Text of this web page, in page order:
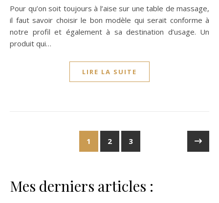
Pour qu’on soit toujours à l’aise sur une table de massage,
il faut savoir choisir le bon modèle qui serait conforme à
notre profil et également à sa destination d’usage. Un
produit qui…
LIRE LA SUITE
1 2 3
Mes derniers articles :